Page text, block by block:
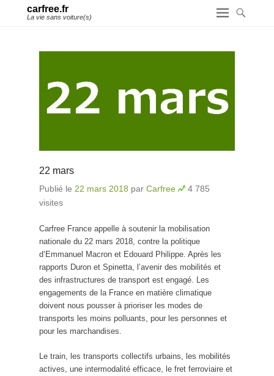
carfree.fr
La vie sans voiture(s)
22 mars
Publié le 22 mars 2018 par Carfree
4 785
visites
Carfree France appelle à soutenir la mobilisation
nationale du 22 mars 2018, contre la politique
d’Emmanuel Macron et Edouard Philippe. Après les
rapports Duron et Spinetta, l’avenir des mobilités et
des infrastructures de transport est engagé. Les
engagements de la France en matière climatique
doivent nous pousser à prioriser les modes de
transports les moins polluants, pour les personnes et
pour les marchandises.
Le train, les transports collectifs urbains, les mobilités
actives, une intermodalité efficace, le fret ferroviaire et